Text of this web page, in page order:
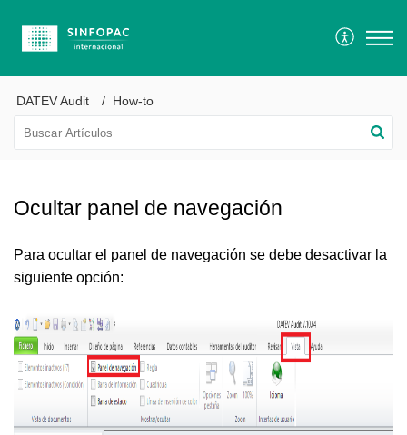
DATEV Audit How-to
Ocultar panel de navegación
Para ocultar el panel de navegación se debe desactivar la
siguiente opción: